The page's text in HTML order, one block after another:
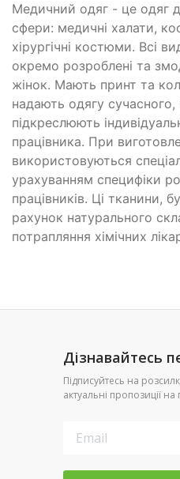
Медичний одяг - це одяг
сфери: медичні халати,
хірургічні костюми. Всі
окремо розроблені та
жінок. Мають принт та
надають одягу
підкреслюють
працівника. При
використовуються
урахуванням специфіки
працівників. Ці тканини,
рахунок натурального
потрапляння хімічних
Дізнавайтесь
Підписуйтесь на
актуальні пропозиції